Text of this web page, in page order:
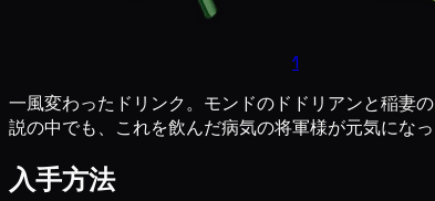
1
一風変わったドリンク。モンドのドドリアンと稲妻
説の中でも、これを飲んだ病気の将軍様が元気になっ
入手方法